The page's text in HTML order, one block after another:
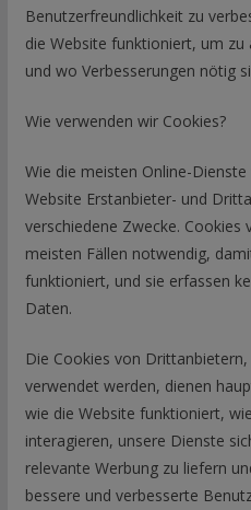
Benutzerfreundlichkeit zu
die Website funktioniert, um
und wo Verbesserungen nötig
Wie verwenden wir Cookies?
Wie die meisten Online-
Website Erstanbieter- und
verschiedene Zwecke. Cookies
meisten Fällen notwendig,
funktioniert, und sie erfassen
Daten.
Die Cookies von
verwendet werden, dienen
wie die Website funktioniert,
interagieren, unsere Dienste
relevante Werbung zu liefern
bessere und verbesserte